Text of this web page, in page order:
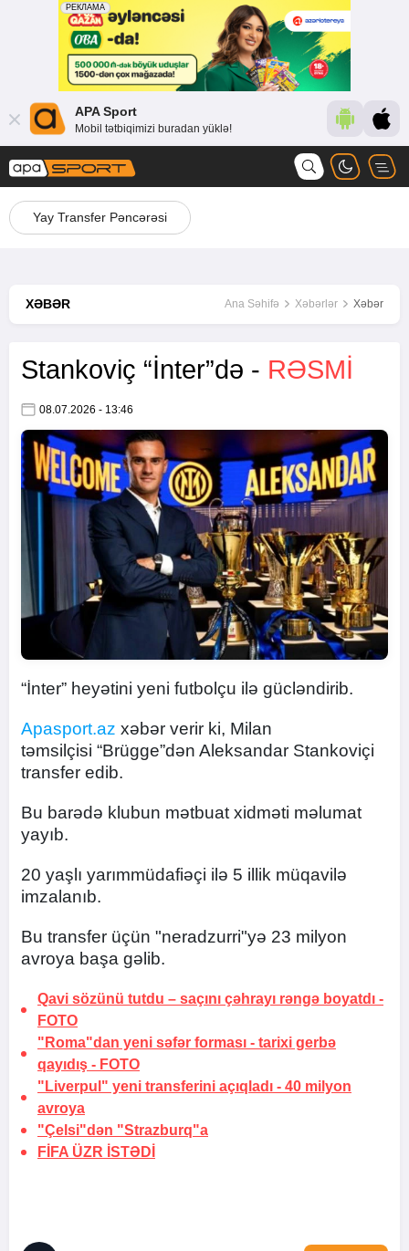
APA Sport
Mobil tətbiqimizi buradan yüklə!
Yay Transfer Pəncərəsi
XƏBƏR Ana Səhifə Xəbərlər Xəbər
Stankoviç “İnter”də - RƏSMİ
08.07.2026 - 13:46
“İnter” heyətini yeni futbolçu ilə gücləndirib.
Apasport.az xəbər verir ki, Milan
təmsilçisi “Brügge”dən Aleksandar Stankoviçi
transfer edib.
Bu barədə klubun mətbuat xidməti məlumat
yayıb.
20 yaşlı yarımmüdafiəçi ilə 5 illik müqavilə
imzalanıb.
Bu transfer üçün "neradzurri"yə 23 milyon
avroya başa gəlib.
Qavi sözünü tutdu – saçını çəhrayı rəngə boyatdı -
FOTO
"Roma"dan yeni səfər forması - tarixi gerbə
qayıdış - FOTO
"Liverpul" yeni transferini açıqladı - 40 milyon
avroya
"Çelsi"dən "Strazburq"a
FİFA ÜZR İSTƏDİ